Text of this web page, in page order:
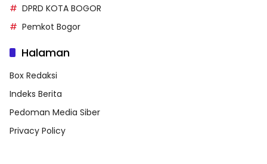
DPRD KOTA BOGOR
Pemkot Bogor
Halaman
Box Redaksi
Indeks Berita
Pedoman Media Siber
Privacy Policy